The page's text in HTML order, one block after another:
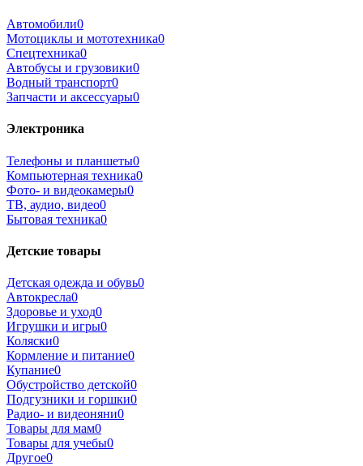
Автомобили0
Мотоциклы и мототехника0
Спецтехника0
Автобусы и грузовики0
Водный транспорт0
Запчасти и аксессуары0
Электроника
Телефоны и планшеты0
Компьютерная техника0
Фото- и видеокамеры0
ТВ, аудио, видео0
Бытовая техника0
Детские товары
Детская одежда и обувь0
Автокресла0
Здоровье и уход0
Игрушки и игры0
Коляски0
Кормление и питание0
Купание0
Обустройство детской0
Подгузники и горшки0
Радио- и видеоняни0
Товары для мам0
Товары для учебы0
Другое0